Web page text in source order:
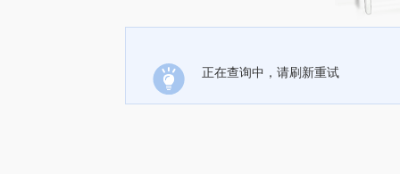
正在查询中，请刷新重试